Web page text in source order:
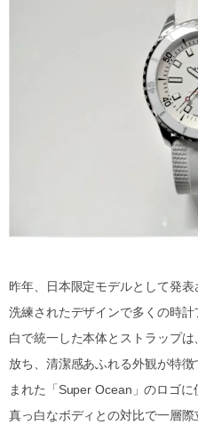
昨年、日本限定モデルとして発
洗練されたデザインで多くの時
白で統一した本体とストラップ
放ち、清潔感あふれる外観が特
まれた「Super Ocean」のロゴに
真っ白なボディとの対比で一層